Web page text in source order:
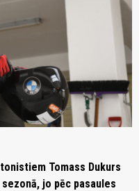
Tomass Dukurs
jo pēc pasaules